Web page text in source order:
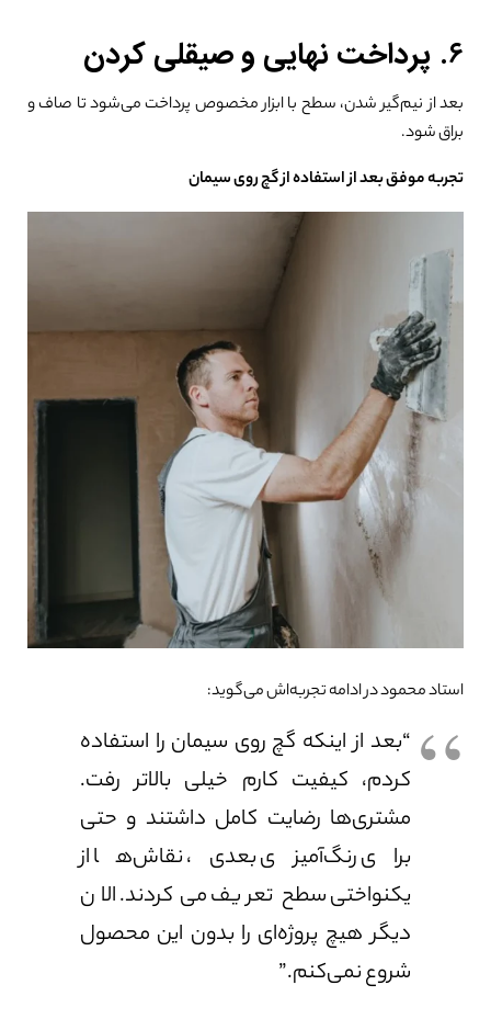
۶. پرداخت نهایی و صیقلی کردن
بعد از نیم‌گیر شدن، سطح با ابزار مخصوص پرداخت می‌شود تا صاف و
براق شود.
تجربه موفق بعد از استفاده از گچ روی سیمان
استاد محمود در ادامه تجربه‌اش می‌گوید:
“بعد از اینکه گچ روی سیمان را استفاده
کردم، کیفیت کارم خیلی بالاتر رفت.
مشتری‌ها رضایت کامل داشتند و حتی
برای رنگ‌آمیزی بعدی، نقاش‌ها از
یکنواختی سطح تعریف می‌کردند. الان
دیگر هیچ پروژه‌ای را بدون این محصول
شروع نمی‌کنم.”